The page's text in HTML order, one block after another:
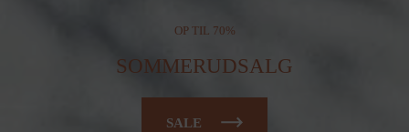
OP TIL 70%
SOMMERUDSALG
SALE